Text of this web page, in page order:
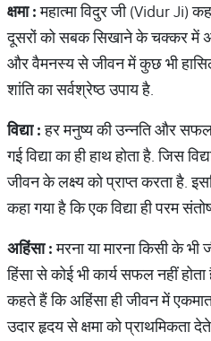
क्षमा:महात्मा विदुर जी (Vidur Ji)
दूसरों को सबक सिखाने के चक्कर में
और वैमनस्य से जीवन में कुछ भी हासिल
शांति का सर्वश्रेष्ठ उपाय है.
विद्या:हर मनुष्य की उन्नति और
गई विद्या का ही हाथ होता है. जिस
जीवन के लक्ष्य को प्राप्त करता है.
कहा गया है कि एक विद्या ही परम
अहिंसा:मरना या मारना किसी के भी
हिंसा से कोई भी कार्य सफल नहीं
कहते हैं कि अहिंसा ही जीवन में
उदार हृदय से क्षमा को प्राथमिकता